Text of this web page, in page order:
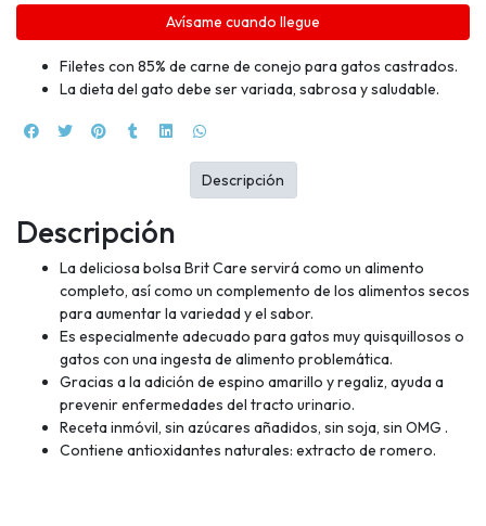
Avísame cuando llegue
Filetes con 85% de carne de conejo para gatos castrados.
La dieta del gato debe ser variada, sabrosa y saludable.
Descripción
La deliciosa bolsa Brit Care servirá como un alimento
completo, así como un complemento de los alimentos secos
para aumentar la variedad y el sabor.
Es especialmente adecuado para gatos muy quisquillosos o
gatos con una ingesta de alimento problemática.
Gracias a la adición de espino amarillo y regaliz, ayuda a
prevenir enfermedades del tracto urinario.
Receta inmóvil, sin azúcares añadidos, sin soja, sin OMG .
Contiene antioxidantes naturales: extracto de romero.
Descripción